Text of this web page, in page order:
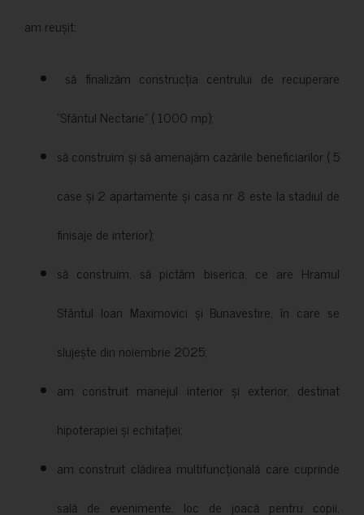
am reușit:
să finalizăm construcția centrului de recuperare
”Sfântul Nectarie” ( 1000 mp);
să construim și să amenajăm cazările beneficiarilor ( 5
case și 2 apartamente și casa nr 8 este la stadiul de
finisaje de interior);
să construim, să pictăm biserica, ce are Hramul
Sfântul Ioan Maximovici și Bunavestire, în care se
slujește din noiembrie 2025;
am construit manejul interior și exterior, destinat
hipoterapiei și echitației;
am construit clădirea multifuncțională care cuprinde
sală de evenimente, loc de joacă pentru copii,